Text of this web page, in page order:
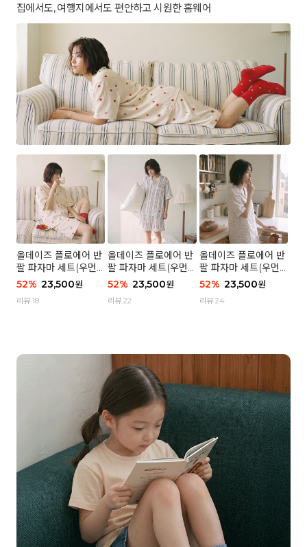
집에서도, 여행지에서도 편안하고 시원한 홈웨어
올데이즈 플로에어 반
팔 파자마 세트(우먼)
- 04 하트 컨페티
52% 23,500원
리뷰 18
올데이즈 플로에어 반
팔 파자마 세트(우먼)
- 03 브리즈 스트라이
52% 23,500원
리뷰 22
올데이즈 플로에어 반
팔 파자마 세트(우먼)
- 01 포슬 가든
52% 23,500원
리뷰 24